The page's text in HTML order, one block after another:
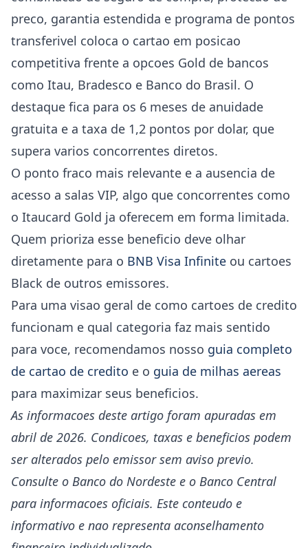
preco, garantia estendida e programa de pontos
transferivel coloca o cartao em posicao
competitiva frente a opcoes Gold de bancos
como Itau, Bradesco e Banco do Brasil. O
destaque fica para os 6 meses de anuidade
gratuita e a taxa de 1,2 pontos por dolar, que
supera varios concorrentes diretos.
O ponto fraco mais relevante e a ausencia de
acesso a salas VIP, algo que concorrentes como
o Itaucard Gold ja oferecem em forma limitada.
Quem prioriza esse beneficio deve olhar
diretamente para o BNB Visa Infinite ou cartoes
Black de outros emissores.
Para uma visao geral de como cartoes de credito
funcionam e qual categoria faz mais sentido
para voce, recomendamos nosso guia completo
de cartao de credito e o guia de milhas aereas
para maximizar seus beneficios.
As informacoes deste artigo foram apuradas em
abril de 2026. Condicoes, taxas e beneficios podem
ser alterados pelo emissor sem aviso previo.
Consulte o Banco do Nordeste e o Banco Central
para informacoes oficiais. Este conteudo e
informativo e nao representa aconselhamento